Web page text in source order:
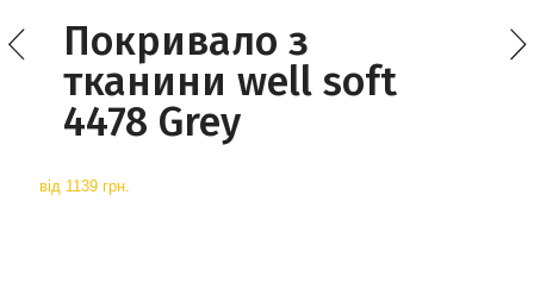
Покривало з
тканини well soft
4478 Grey
від 1139 грн.